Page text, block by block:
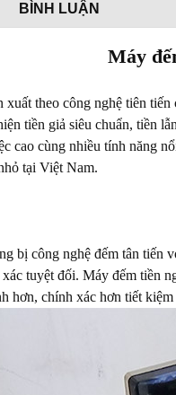
BÌNH LUẬN
Máy
theo công nghệ tiên
tiền giả siêu chuẩn, tiền
cao cùng nhiều tính năng
tại Việt Nam.
bị công nghệ đếm tân tiến
tuyệt đối. Máy đếm tiền
hơn, chính xác hơn tiết